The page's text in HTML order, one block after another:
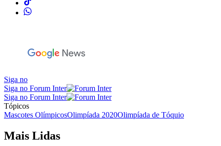
Siga no
Siga no Forum Inter
Siga no Forum Inter
Tópicos
Mascotes OlímpicosOlimpíada 2020Olimpíada de Tóquio
Mais Lidas